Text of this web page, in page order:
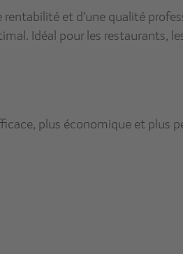
et d'une qualité
Idéal pour les restaurants,
plus économique et plus